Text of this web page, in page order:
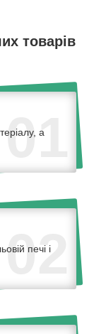
товарів
01
а
02
печі і